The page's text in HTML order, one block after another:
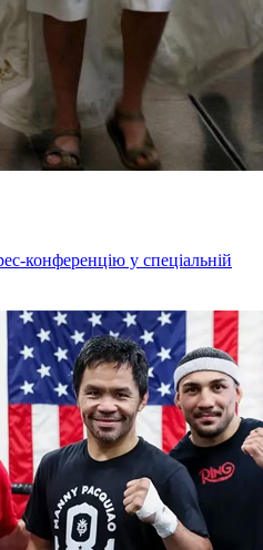
конференцію у спеціальній